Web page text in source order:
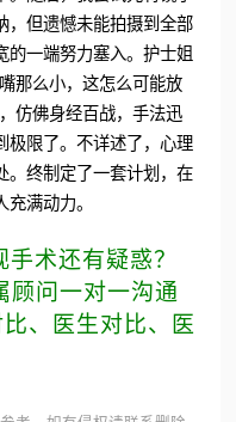
，但遗憾未能拍摄到全部
的一端努力塞入。护士姐
那么小，这怎么可能放
仿佛身经百战，手法迅
极限了。不详述了，心理
。终制定了一套计划，在
满动力。
术还有疑惑？
顾问一对一沟通
、医生对比、医